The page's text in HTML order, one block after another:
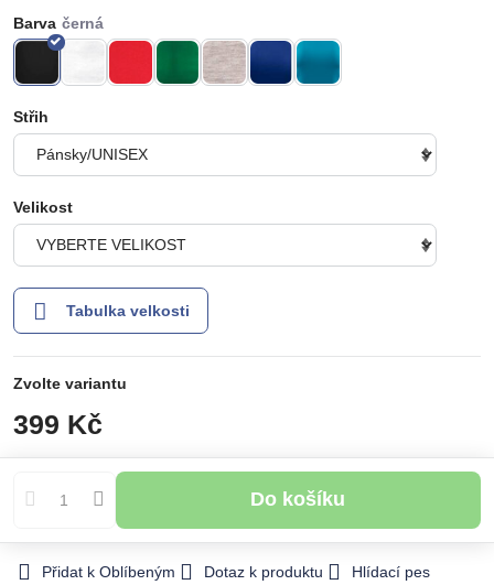
Barva
Střih
Velikost
Tabulka velkosti
Zvolte variantu
399 Kč
Do košíku
Přidat k Oblíbeným Dotaz k produktu
Hlídací pes